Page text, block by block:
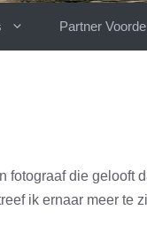
Partner
die gelooft
ik ernaar meer te